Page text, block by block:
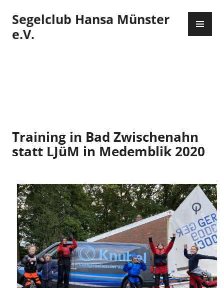
Inhalt
springen
Segelclub Hansa Münster
e.V.
Training in Bad Zwischenahn
statt LJüM in Medemblik 2020